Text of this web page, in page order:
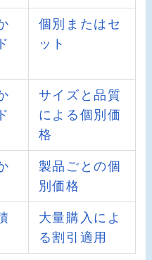
個別またはセ
ット
サイズと品質
による個別価
格
製品ごとの個
別価格
大量購入によ
る割引適用